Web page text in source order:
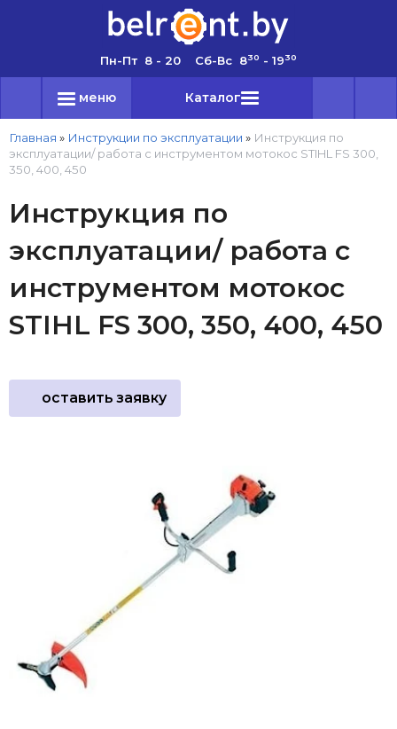
Пн-Пт 8 - 20 Сб-Вс 830 - 1930
меню Каталог
Главная » Инструкции по эксплуатации » Инструкция по
эксплуатации/ работа с инструментом мотокос STIHL FS 300,
350, 400, 450
Инструкция по
эксплуатации/ работа с
инструментом мотокос
STIHL FS 300, 350, 400, 450
оставить заявку